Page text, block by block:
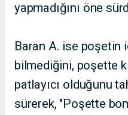
yapmadığını öne
Baran A. ise poşetin
bilmediğini, poşette
patlayıcı olduğunu
sürerek, "Poşette